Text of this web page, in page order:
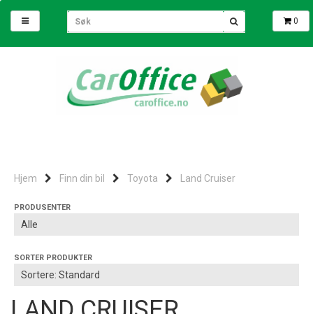
0
Hjem Finn din bil Toyota Land Cruiser
PRODUSENTER
SORTER PRODUKTER